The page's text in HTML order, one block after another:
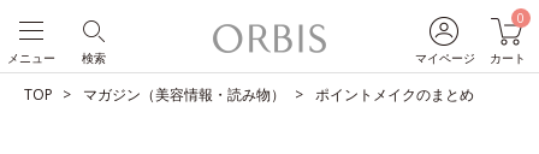
マイページ
0
カート
検索
メニュー
TOP マガジン（美容情報・読み物） ポイントメイクのまとめ